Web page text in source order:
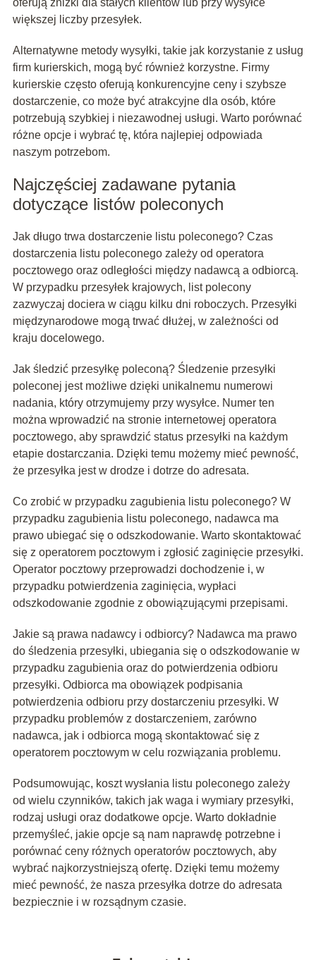
oferują zniżki dla stałych klientów lub przy wysyłce
większej liczby przesyłek.
Alternatywne metody wysyłki, takie jak korzystanie z usług
firm kurierskich, mogą być również korzystne. Firmy
kurierskie często oferują konkurencyjne ceny i szybsze
dostarczenie, co może być atrakcyjne dla osób, które
potrzebują szybkiej i niezawodnej usługi. Warto porównać
różne opcje i wybrać tę, która najlepiej odpowiada
naszym potrzebom.
Najczęściej zadawane pytania
dotyczące listów poleconych
Jak długo trwa dostarczenie listu poleconego? Czas
dostarczenia listu poleconego zależy od operatora
pocztowego oraz odległości między nadawcą a odbiorcą.
W przypadku przesyłek krajowych, list polecony
zazwyczaj dociera w ciągu kilku dni roboczych. Przesyłki
międzynarodowe mogą trwać dłużej, w zależności od
kraju docelowego.
Jak śledzić przesyłkę poleconą? Śledzenie przesyłki
poleconej jest możliwe dzięki unikalnemu numerowi
nadania, który otrzymujemy przy wysyłce. Numer ten
można wprowadzić na stronie internetowej operatora
pocztowego, aby sprawdzić status przesyłki na każdym
etapie dostarczania. Dzięki temu możemy mieć pewność,
że przesyłka jest w drodze i dotrze do adresata.
Co zrobić w przypadku zagubienia listu poleconego? W
przypadku zagubienia listu poleconego, nadawca ma
prawo ubiegać się o odszkodowanie. Warto skontaktować
się z operatorem pocztowym i zgłosić zaginięcie przesyłki.
Operator pocztowy przeprowadzi dochodzenie i, w
przypadku potwierdzenia zaginięcia, wypłaci
odszkodowanie zgodnie z obowiązującymi przepisami.
Jakie są prawa nadawcy i odbiorcy? Nadawca ma prawo
do śledzenia przesyłki, ubiegania się o odszkodowanie w
przypadku zagubienia oraz do potwierdzenia odbioru
przesyłki. Odbiorca ma obowiązek podpisania
potwierdzenia odbioru przy dostarczeniu przesyłki. W
przypadku problemów z dostarczeniem, zarówno
nadawca, jak i odbiorca mogą skontaktować się z
operatorem pocztowym w celu rozwiązania problemu.
Podsumowując, koszt wysłania listu poleconego zależy
od wielu czynników, takich jak waga i wymiary przesyłki,
rodzaj usługi oraz dodatkowe opcje. Warto dokładnie
przemyśleć, jakie opcje są nam naprawdę potrzebne i
porównać ceny różnych operatorów pocztowych, aby
wybrać najkorzystniejszą ofertę. Dzięki temu możemy
mieć pewność, że nasza przesyłka dotrze do adresata
bezpiecznie i w rozsądnym czasie.